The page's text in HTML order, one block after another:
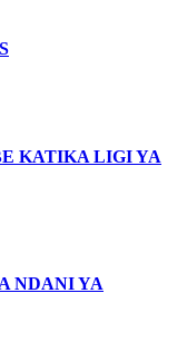
KATIKA LIGI YA
NDANI YA